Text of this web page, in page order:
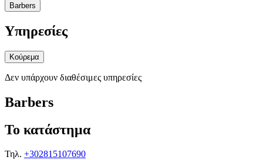
Barbers
Υπηρεσίες
Κούρεμα
Δεν υπάρχουν διαθέσιμες υπηρεσίες
Barbers
Το κατάστημα
Τηλ. +302815107690